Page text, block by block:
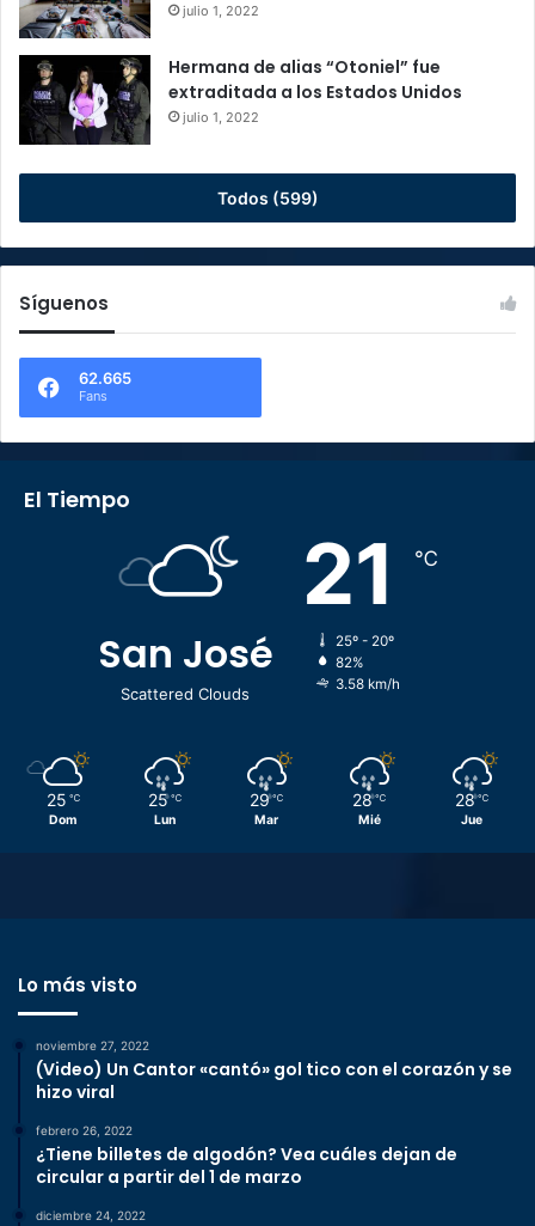
julio 1, 2022
Hermana de alias “Otoniel” fue
extraditada a los Estados Unidos
julio 1, 2022
Todos (599)
Síguenos
62.665
Fans
El Tiempo
San José
Scattered Clouds
21 ℃
25º - 20º
82%
3.58 km/h
25 ℃
Dom
25 ℃
Lun
29 ℃
Mar
28 ℃
Mié
28 ℃
Jue
Lo más visto
noviembre 27, 2022
(Video) Un Cantor «cantó» gol tico con el corazón y se
hizo viral
febrero 26, 2022
¿Tiene billetes de algodón? Vea cuáles dejan de
circular a partir del 1 de marzo
diciembre 24, 2022